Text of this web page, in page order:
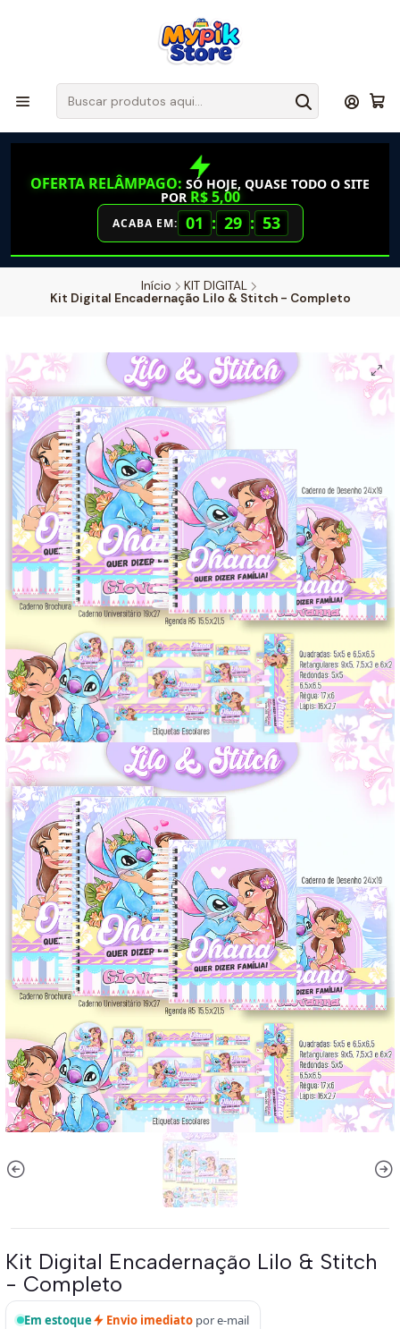
OFERTA RELÂMPAGO: SÓ HOJE, QUASE TODO O SITE
POR R$ 5,00
ACABA EM: 01 : 29 : 52
Início
KIT DIGITAL
Kit Digital Encadernação Lilo & Stitch - Completo
Kit Digital Encadernação Lilo & Stitch
- Completo
Em estoque Envio imediato por e-mail